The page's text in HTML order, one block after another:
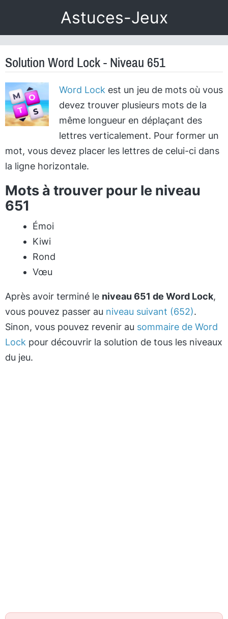
Astuces-Jeux
Solution Word Lock - Niveau 651
Word Lock est un jeu de mots où vous
devez trouver plusieurs mots de la
même longueur en déplaçant des
lettres verticalement. Pour former un
mot, vous devez placer les lettres de celui-ci dans
la ligne horizontale.
Mots à trouver pour le niveau
651
Émoi
Kiwi
Rond
Vœu
Après avoir terminé le niveau 651 de Word Lock,
vous pouvez passer au niveau suivant (652).
Sinon, vous pouvez revenir au sommaire de Word
Lock pour découvrir la solution de tous les niveaux
du jeu.